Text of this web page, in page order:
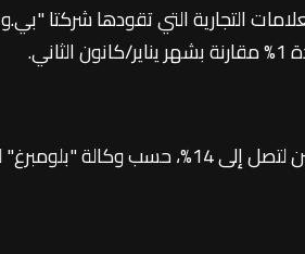
التجارية التي تقودها شركتا
اليوم الجمعة.